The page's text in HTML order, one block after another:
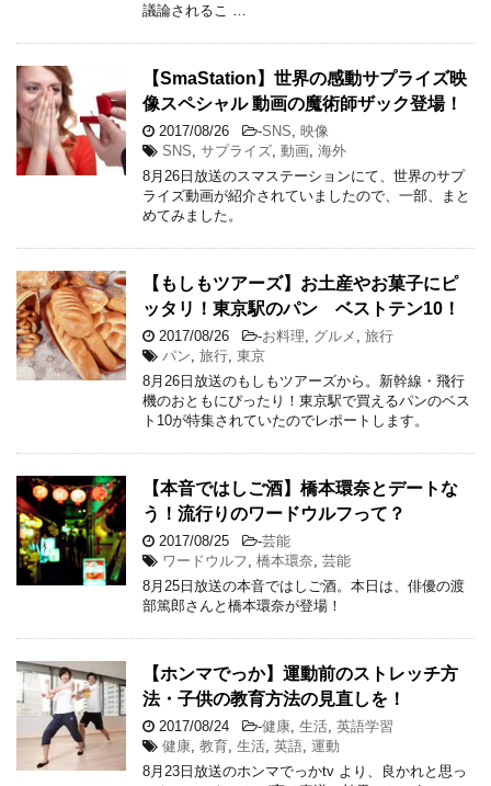
議論されるこ …
【SmaStation】世界の感動サプライズ映
像スペシャル 動画の魔術師ザック登場！
2017/08/26 -SNS 映像
SNS サプライズ 動画 海外
8月26日放送のスマステーションにて、世界のサプ
ライズ動画が紹介されていましたので、一部、まと
めてみました。
【もしもツアーズ】お土産やお菓子にピ
ッタリ！東京駅のパン ベストテン10！
2017/08/26 -お料理 グルメ
旅行
パン 旅行 東京
8月26日放送のもしもツアーズから。新幹線・飛行
機のおともにぴったり！東京駅で買えるパンのベス
ト10が特集されていたのでレポートします。
【本音ではしご酒】橋本環奈とデートな
う！流行りのワードウルフって？
2017/08/25 -芸能
ワードウルフ 橋本環奈 芸能
8月25日放送の本音ではしご酒。本日は、俳優の渡
部篤郎さんと橋本環奈が登場！
【ホンマでっか】運動前のストレッチ方
法・子供の教育方法の見直しを！
2017/08/24 -健康 生活 英語学習
健康 教育 生活 英語 運動
8月23日放送のホンマでっかtv より、良かれと思っ